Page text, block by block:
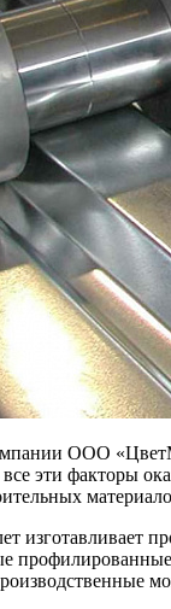
ООО
эти факторы
изготавливает